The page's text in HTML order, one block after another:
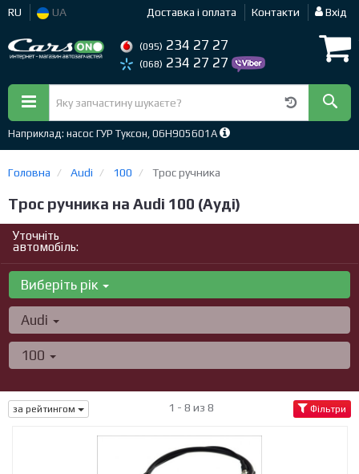
RU UA Доставка і оплата Контакти Вхід
(095) 234 27 27
(068) 234 27 27
Наприклад: насос ГУР Туксон, 06H905601A
Головна Audi 100 Трос ручника
Трос ручника на Audi 100 (Ауді)
Уточніть
автомобіль:
Виберіть рік
Audi
100
за рейтингом 1 - 8 из 8 Фільтри